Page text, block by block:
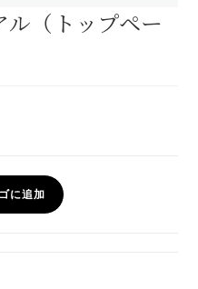
（トップペー
に追加